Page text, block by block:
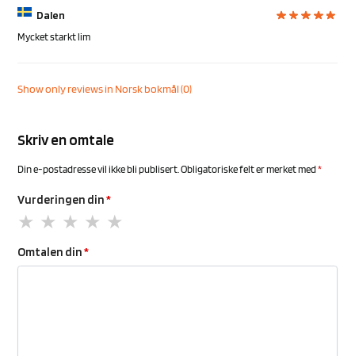
Dalen
Mycket starkt lim
Show only reviews in Norsk bokmål (0)
Skriv en omtale
Din e-postadresse vil ikke bli publisert. Obligatoriske felt er merket med*
Vurderingen din*
Omtalen din*